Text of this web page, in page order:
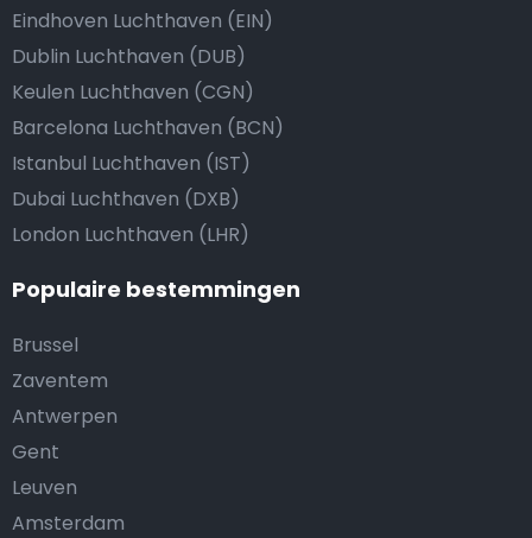
Eindhoven Luchthaven (EIN)
Dublin Luchthaven (DUB)
Keulen Luchthaven (CGN)
Barcelona Luchthaven (BCN)
Istanbul Luchthaven (IST)
Dubai Luchthaven (DXB)
London Luchthaven (LHR)
Populaire bestemmingen
Brussel
Zaventem
Antwerpen
Gent
Leuven
Amsterdam